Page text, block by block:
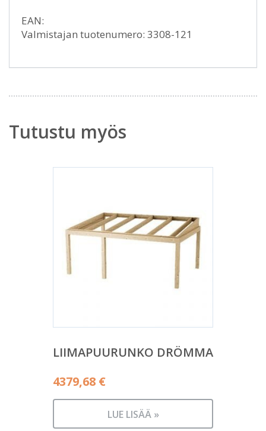
EAN:
Valmistajan tuotenumero: 3308-121
Tutustu myös
LIIMAPUURUNKO DRÖMMA
4379,68 €
LUE LISÄÄ »